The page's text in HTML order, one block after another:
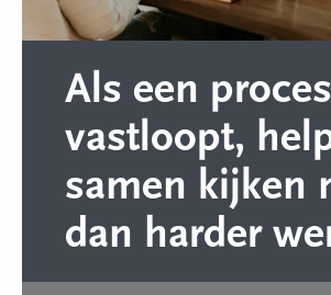
Als een proces
vastloopt,
samen kijken
dan harder